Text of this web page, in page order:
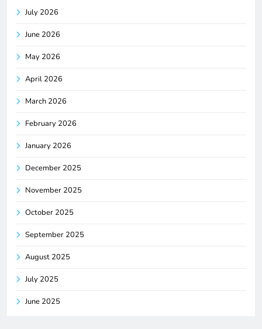
July 2026
June 2026
May 2026
April 2026
March 2026
February 2026
January 2026
December 2025
November 2025
October 2025
September 2025
August 2025
July 2025
June 2025